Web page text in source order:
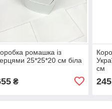
ромашка із
25*25*20 см біла
₴
см
245